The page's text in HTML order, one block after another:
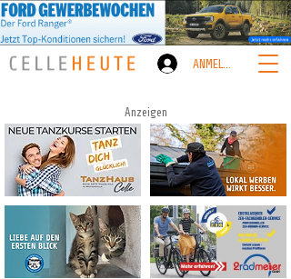
ANMELDEN
Anzeigen